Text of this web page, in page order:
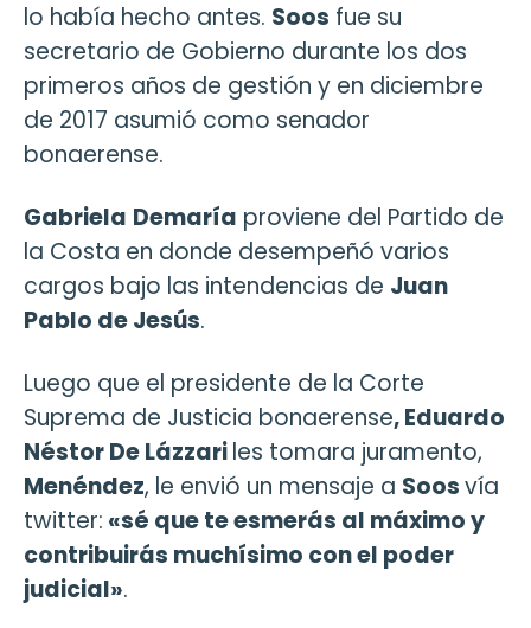
lo había hecho antes. Soos fue su
secretario de Gobierno durante los dos
primeros años de gestión y en diciembre
de 2017 asumió como senador
bonaerense.
Gabriela Demaría proviene del Partido de
la Costa en donde desempeñó varios
cargos bajo las intendencias de Juan
Pablo de Jesús.
Luego que el presidente de la Corte
Suprema de Justicia bonaerense, Eduardo
Néstor De Lázzariles tomara juramento,
Menéndez, le envió un mensaje a Soosvía
twitter: «sé que te esmerás al máximo y
contribuirás muchísimo con el poder
judicial».